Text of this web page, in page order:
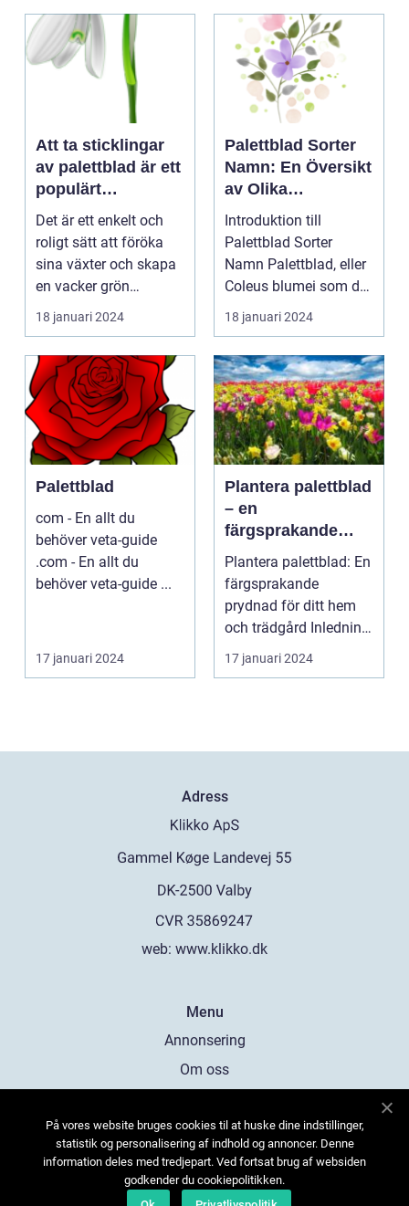
Att ta sticklingar
av palettblad är ett
populärt
hobbyprojekt för
många
trädgårdsentusiast
Det är ett enkelt och
roligt sätt att föröka
sina växter och skapa
en vacker grön
omgivning. I denna...
18 januari 2024
Palettblad Sorter
Namn: En Översikt
av Olika
Variationer och
Egenskaper
Introduktion till
Palettblad Sorter
Namn Palettblad, eller
Coleus blumei som det
vetenskapligt kall...
18 januari 2024
Palettblad
com - En allt du
behöver veta-guide
.com - En allt du
behöver veta-guide ...
17 januari 2024
Plantera palettblad
– en
färgsprakande
prydnad för ditt
hem och trädgård
Plantera palettblad: En
färgsprakande
prydnad för ditt hem
och trädgård Inledning
Palettblad är en ...
17 januari 2024
Adress
web: www.klikko.dk
Menu
Annonsering
Om oss
Kontakta oss
Sitemap
På vores website bruges cookies til at huske dine indstillinger,
statistik og personalisering af indhold og annoncer. Denne
information deles med tredjepart. Ved fortsat brug af websiden
godkender du cookiepolitikken.